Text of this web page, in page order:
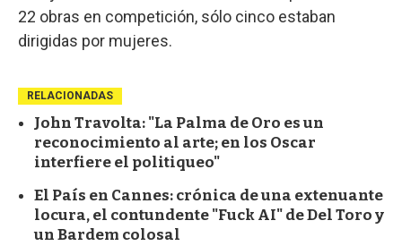
22 obras en competición, sólo cinco estaban
dirigidas por mujeres.
RELACIONADAS
John Travolta: "La Palma de Oro es un
reconocimiento al arte; en los Oscar
interfiere el politiqueo"
El País en Cannes: crónica de una extenuante
locura, el contundente "Fuck AI" de Del Toro y
un Bardem colosal